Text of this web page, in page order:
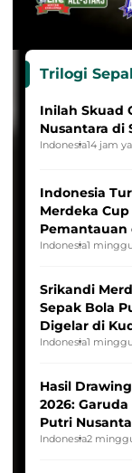
Trilogi
Inilah Skuad
Nusantara di
Indonesia14 jam
Indonesia
Merdeka
Pemantauan
League
Indonesia1
Srikandi
Sepak Bola
Digelar di
Indonesia1
Hasil
2026:
Putri
Indonesia2